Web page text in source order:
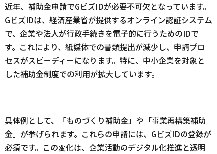
近年、補助金申請でGビズIDが必要不可欠となっています。
GビズIDは、経済産業省が提供するオンライン認証システム
で、企業や法人が行政手続きを電子的に行うためのIDで
す。これにより、紙媒体での書類提出が減少し、申請プロ
セスがスピーディーになります。特に、中小企業を対象と
した補助金制度での利用が拡大しています。
具体例として、「ものづくり補助金」や「事業再構築補助
金」が挙げられます。これらの申請には、GビズIDの登録が
必須です。この変化は、企業活動のデジタル化推進と透明